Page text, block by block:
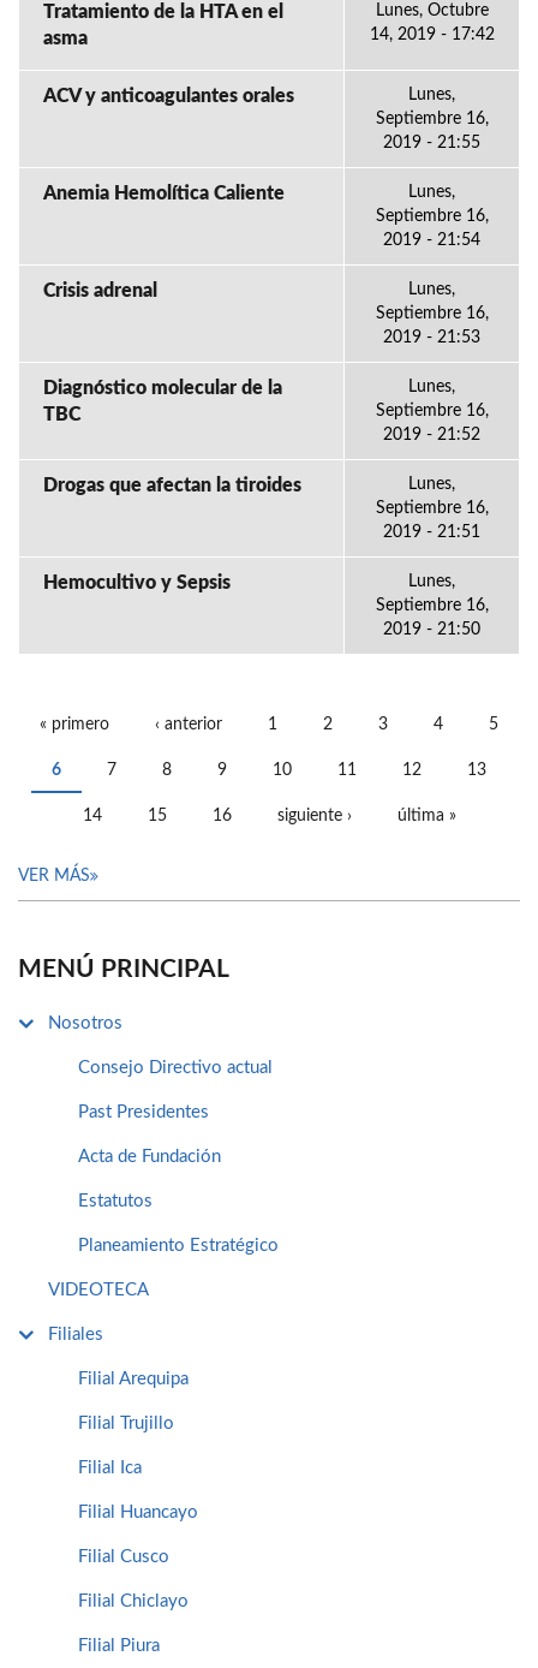
Tratamiento de la HTA en el
asma
Lunes, Octubre
14, 2019 - 17:42
ACV y anticoagulantes orales
Lunes,
Septiembre 16,
2019 - 21:55
Anemia Hemolítica Caliente
Lunes,
Septiembre 16,
2019 - 21:54
Crisis adrenal
Lunes,
Septiembre 16,
2019 - 21:53
Diagnóstico molecular de la
TBC
Lunes,
Septiembre 16,
2019 - 21:52
Drogas que afectan la tiroides
Lunes,
Septiembre 16,
2019 - 21:51
Hemocultivo y Sepsis
Lunes,
Septiembre 16,
2019 - 21:50
« primero ‹ anterior 1 2 3 4 5
6 7 8 9 10 11 12 13
14 15 16 siguiente › última »
VER MÁS
MENÚ PRINCIPAL
Nosotros
Consejo Directivo actual
Past Presidentes
Acta de Fundación
Estatutos
Planeamiento Estratégico
VIDEOTECA
Filiales
Filial Arequipa
Filial Trujillo
Filial Ica
Filial Huancayo
Filial Cusco
Filial Chiclayo
Filial Piura